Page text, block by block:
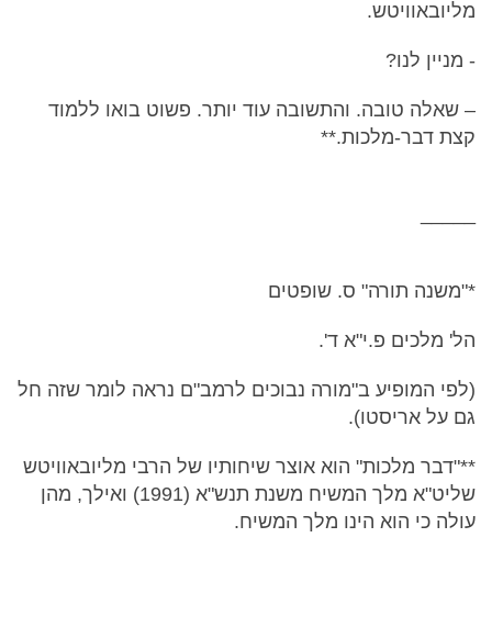
מליובאוויטש.
- מניין לנו?
– שאלה טובה. והתשובה עוד יותר. פשוט בואו ללמוד
קצת דבר-מלכות.**
*"משנה תורה" ס. שופטים
הל' מלכים פ.י"א ד'.
(לפי המופיע ב"מורה נבוכים לרמב"ם נראה לומר שזה חל
גם על אריסטו).
**"דבר מלכות" הוא אוצר שיחותיו של הרבי מליובאוויטש
שליט"א מלך המשיח משנת תנש"א (1991) ואילך, מהן
עולה כי הוא הינו מלך המשיח.